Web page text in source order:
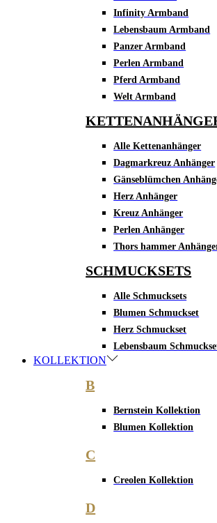
Infinity Armband
Lebensbaum Armband
Panzer Armband
Perlen Armband
Pferd Armband
Welt Armband
Alle Kettenanhänger
Dagmarkreuz Anhänger
Gänseblümchen
Herz Anhänger
Kreuz Anhänger
Perlen Anhänger
Thors hammer
SCHMUCKSETS
Alle Schmucksets
Blumen Schmuckset
Herz Schmuckset
Lebensbaum
KOLLEKTION
B
Bernstein Kollektion
Blumen Kollektion
C
Creolen Kollektion
D